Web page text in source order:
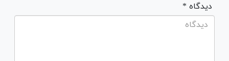
* دیدگاه